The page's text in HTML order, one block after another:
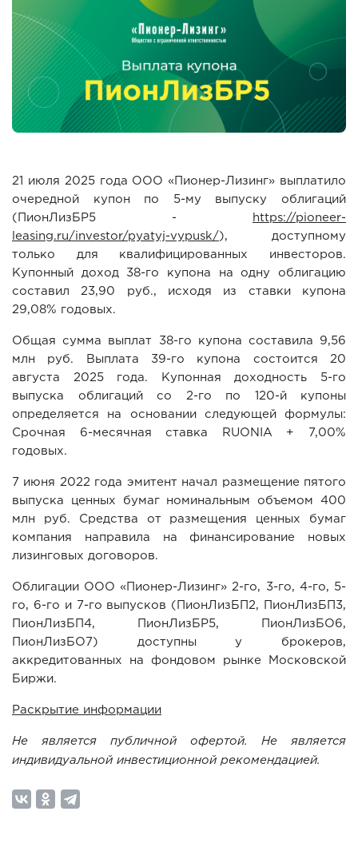
21 июля 2025 года ООО «Пионер-Лизинг» выплатило
очередной купон по 5-му выпуску облигаций
(ПионЛизБР5 -
https://pioneer-
leasing.ru/investor/pyatyj-vypusk/), доступному
только для квалифицированных инвесторов.
Купонный доход 38-го купона на одну облигацию
составил 23,90 руб., исходя из ставки купона
29,08% годовых.
Общая сумма выплат 38-го купона составила 9,56
млн руб. Выплата 39-го купона состоится 20
августа 2025 года. Купонная доходность 5-го
выпуска облигаций со 2-го по 120-й купоны
определяется на основании следующей формулы:
Срочная 6-месячная ставка RUONIA + 7,00%
годовых.
7 июня 2022 года эмитент начал размещение пятого
выпуска ценных бумаг номинальным объемом 400
млн руб. Средства от размещения ценных бумаг
компания направила на финансирование новых
лизинговых договоров.
Облигации ООО «Пионер-Лизинг» 2-го, 3-го, 4-го, 5-
го, 6-го и 7-го выпусков (ПионЛизБП2, ПионЛизБП3,
ПионЛизБП4, ПионЛизБР5, ПионЛизБО6,
ПионЛизБО7) доступны у брокеров,
аккредитованных на фондовом рынке Московской
Биржи.
Раскрытие информации
Не является публичной офертой. Не является
индивидуальной инвестиционной рекомендацией.